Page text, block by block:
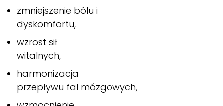
zmniejszenie bólu i
dyskomfortu,
wzrost sił
witalnych,
harmonizacja
przepływu fal mózgowych,